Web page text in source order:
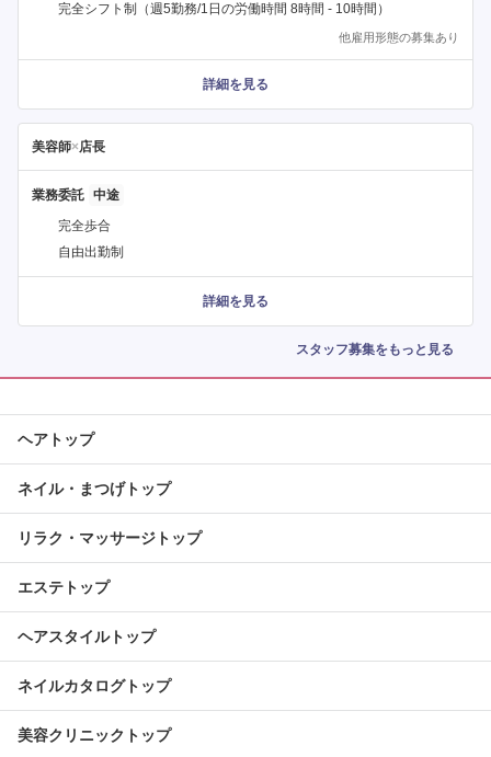
完全シフト制（週5勤務/1日の労働時間 8時間 - 10時間）
他雇用形態の募集あり
詳細を見る
美容師×店長
業務委託
完全歩合
自由出勤制
詳細を見る
スタッフ募集をもっと見る
ヘアトップ
ネイル・まつげトップ
リラク・マッサージトップ
エステトップ
ヘアスタイルトップ
ネイルカタログトップ
美容クリニックトップ